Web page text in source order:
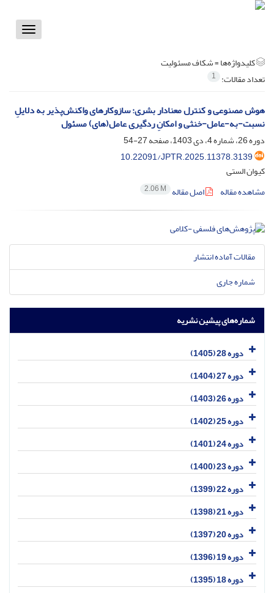
Toggle
کلیدواژه‌ها =شکاف مسئولیت
تعداد مقالات: 1
هوش مصنوعی و کنترل معنادار بشری: سازوکارهای واکنش‌پذیر به دلایلِ
نسبت-به-عامل-خنثی و امکانِ ردگیری عامل(های) مسئول
دوره 26، شماره 4، دی 1403، صفحه
27-54
10.22091/JPTR.2025.11378.3139
کیوان الستی
مشاهده مقاله
اصل مقاله 2.06 M
مقالات آماده انتشار
شماره جاری
شماره‌های پیشین نشریه
دوره 28 (1405)
دوره 27 (1404)
دوره 26 (1403)
دوره 25 (1402)
دوره 24 (1401)
دوره 23 (1400)
دوره 22 (1399)
دوره 21 (1398)
دوره 20 (1397)
دوره 19 (1396)
دوره 18 (1395)